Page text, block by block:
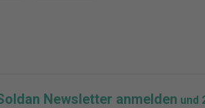
Newsletter anmelden und